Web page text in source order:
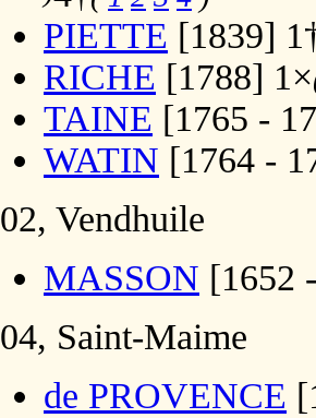
PIETTE [1839]
RICHE [1788] 1×
TAINE [1765 -
WATIN [1764 -
02, Vendhuile
MASSON [1652
04, Saint-Maime
de PROVENCE